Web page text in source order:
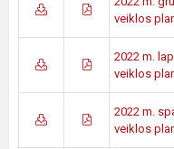
veiklos
2022 m.
veiklos
2022 m.
veiklos